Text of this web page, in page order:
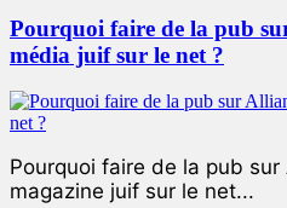
Pourquoi faire de la pub
média juif sur le net ?
Pourquoi faire de la pub
magazine juif sur le net...